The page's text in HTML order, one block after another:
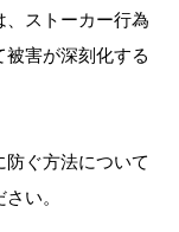
、ストーカー行為
害が深刻化する
ぐ方法について
い。